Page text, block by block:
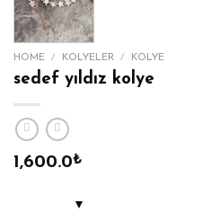
HOME / KOLYELER / KOLYE
sedef yıldız kolye
1,600.0₺